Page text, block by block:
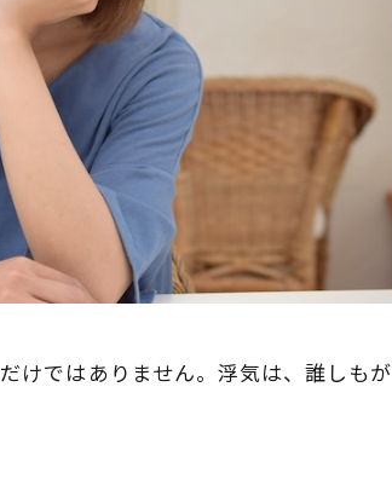
けではありません。浮気は、誰しもが